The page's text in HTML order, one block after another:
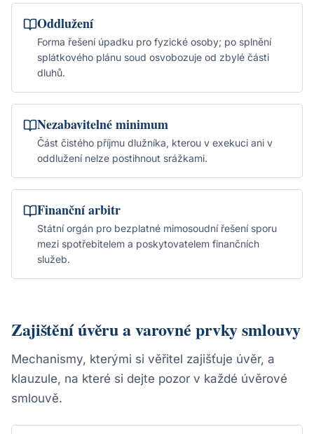
Oddlužení
Forma řešení úpadku pro fyzické osoby; po splnění
splátkového plánu soud osvobozuje od zbylé části
dluhů.
Nezabavitelné minimum
Část čistého příjmu dlužníka, kterou v exekuci ani v
oddlužení nelze postihnout srážkami.
Finanční arbitr
Státní orgán pro bezplatné mimosoudní řešení sporu
mezi spotřebitelem a poskytovatelem finančních
služeb.
Zajištění úvěru a varovné prvky smlouvy
Mechanismy, kterými si věřitel zajišťuje úvěr, a
klauzule, na které si dejte pozor v každé úvěrové
smlouvě.